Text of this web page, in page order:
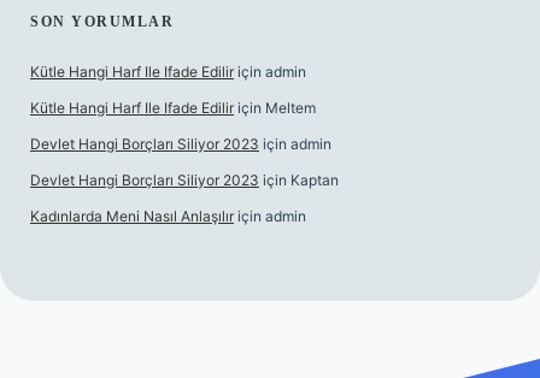
SON YORUMLAR
Kütle Hangi Harf Ile Ifade Edilir için admin
Kütle Hangi Harf Ile Ifade Edilir için Meltem
Devlet Hangi Borçları Siliyor 2023 için admin
Devlet Hangi Borçları Siliyor 2023 için Kaptan
Kadınlarda Meni Nasıl Anlaşılır için admin
Betexper giriş